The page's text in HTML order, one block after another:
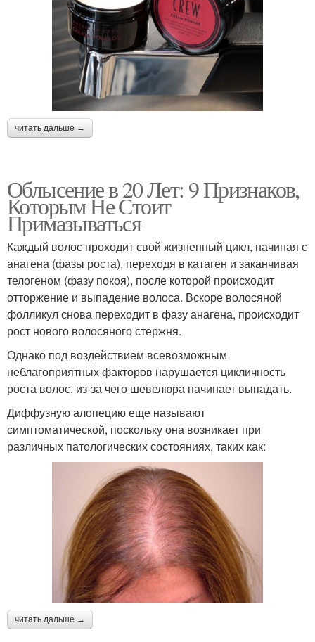
читать дальше →
Облысение в 20 Лет: 9 Признаков,
Которым Не Стоит
Примазываться
Каждый волос проходит свой жизненный цикл, начиная с
анагена (фазы роста), переходя в катаген и заканчивая
телогеном (фазу покоя), после которой происходит
отторжение и выпадение волоса. Вскоре волосяной
фолликул снова переходит в фазу анагена, происходит
рост нового волосяного стержня.
Однако под воздействием всевозможным
неблагоприятных факторов нарушается цикличность
роста волос, из-за чего шевелюра начинает выпадать.
Диффузную алопецию еще называют
симптоматической, поскольку она возникает при
различных патологических состояниях, таких как:
читать дальше →